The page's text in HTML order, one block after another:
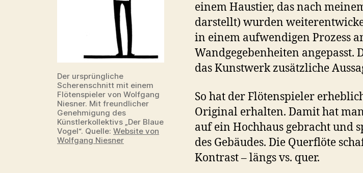
Der ursprüngliche
Scherenschnitt mit einem
Flötenspieler von Wolfgang
Niesner. Mit freundlicher
Genehmigung des
Künstlerkollektivs „Der Blaue
Vogel“. Quelle: Website von
Wolfgang Niesner
einem Haustier, das nach
darstellt) wurden
in einem aufwendigen Prozess
Wandgegebenheiten angepasst.
das Kunstwerk zusätzliche
So hat der Flötenspieler
Original erhalten. Damit hat
auf ein Hochhaus gebracht und
des Gebäudes. Die Querflöte
Kontrast – längs vs. quer.